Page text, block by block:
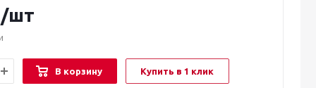
/шт
В корзину Купить в 1 клик